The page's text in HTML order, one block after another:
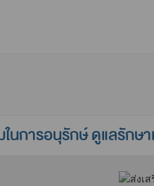
นการอนุรักษ์ ดูแลรักษ